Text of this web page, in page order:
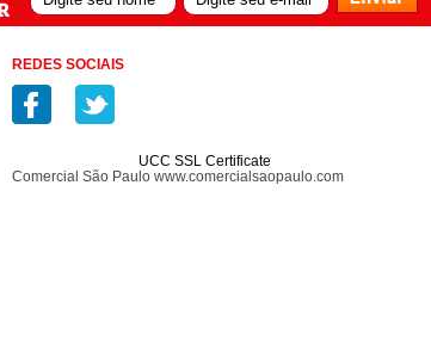
REDES SOCIAIS
UCC SSL Certificate
Comercial São Paulo www.comercialsaopaulo.com